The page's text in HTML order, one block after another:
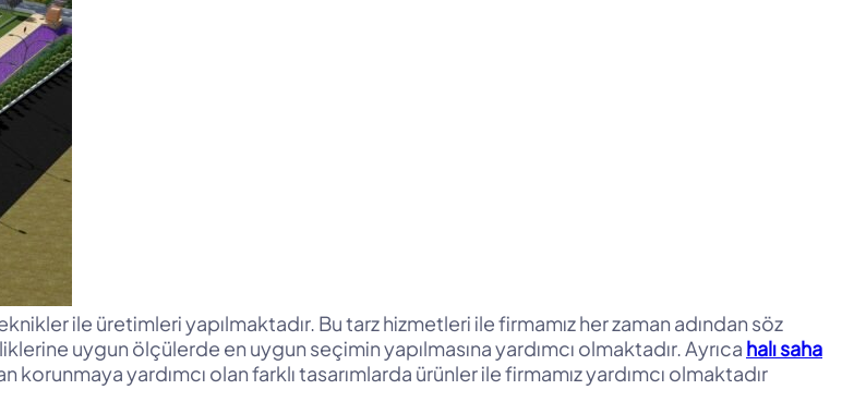
ile üretimleri yapılmaktadır. Bu tarz hizmetleri ile firmamız her zaman adından söz
uygun ölçülerde en uygun seçimin yapılmasına yardımcı olmaktadır. Ayrıca halı saha
yardımcı olan farklı tasarımlarda ürünler ile firmamız yardımcı olmaktadır